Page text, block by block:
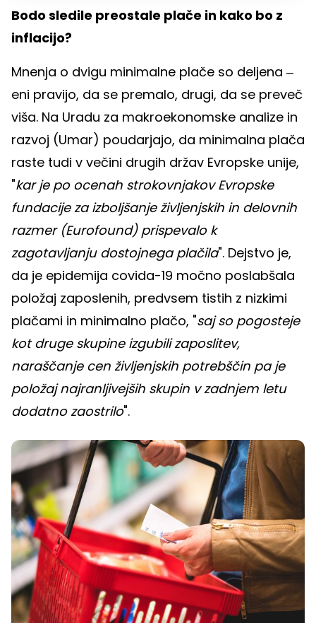
Bodo sledile preostale plače in kako bo z
inflacijo?
Mnenja o dvigu minimalne plače so deljena ‒
eni pravijo, da se premalo, drugi, da se preveč
viša. Na Uradu za makroekonomske analize in
razvoj (Umar) poudarjajo, da minimalna plača
raste tudi v večini drugih držav Evropske unije,
"kar je po ocenah strokovnjakov Evropske
fundacije za izboljšanje življenjskih in delovnih
razmer (Eurofound) prispevalo k
zagotavljanju dostojnega plačila". Dejstvo je,
da je epidemija covida-19 močno poslabšala
položaj zaposlenih, predvsem tistih z nizkimi
plačami in minimalno plačo, "saj so pogosteje
kot druge skupine izgubili zaposlitev,
naraščanje cen življenjskih potrebščin pa je
položaj najranljivejših skupin v zadnjem letu
dodatno zaostrilo".